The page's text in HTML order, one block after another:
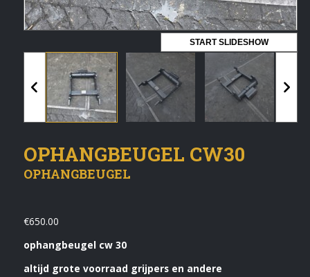
Login
Vermeldingen feed
WordPress.org
Verkoop
START SLIDESHOW
OPHANGBEUGEL CW30
OPHANGBEUGEL
€650.00
ophangbeugel cw 30
altijd grote voorraad grijpers en andere